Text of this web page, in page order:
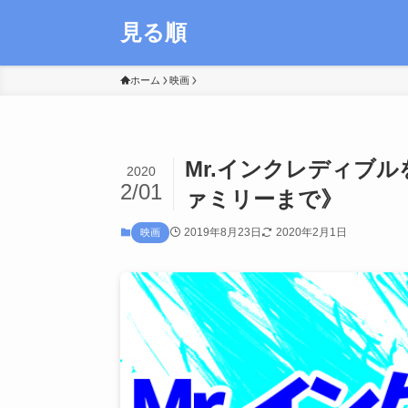
見る順
ホーム 映画
Mr.インクレディブル
ァミリーまで》
2020
2/01
映画 2019年8月23日 2020年2月1日